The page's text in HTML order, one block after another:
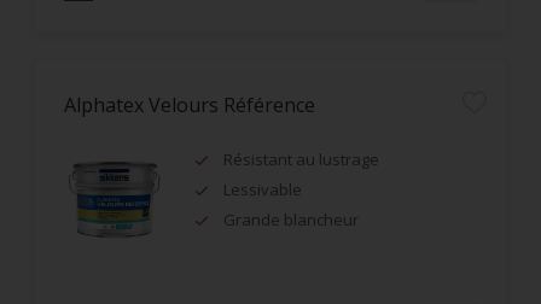
Alphatex Velours Référence
Résistant au lustrage
Lessivable
Grande blancheur